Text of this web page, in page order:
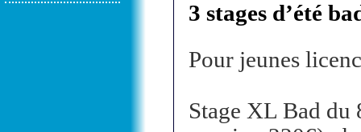
3 stages d’été
Pour jeunes
Stage XL Bad